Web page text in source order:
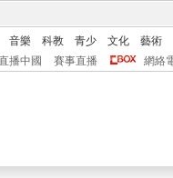
音樂 科教 青少 文化
藝術
播中國 賽事直播 網絡